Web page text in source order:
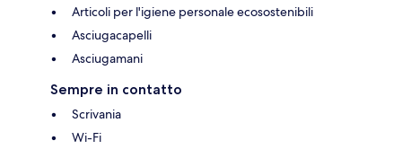
Articoli per l'igiene personale ecosostenibili
Asciugacapelli
Asciugamani
Sempre in contatto
Scrivania
Wi-Fi